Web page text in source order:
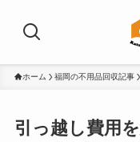
ホーム 福岡の不用品回収記事
引っ越し費用